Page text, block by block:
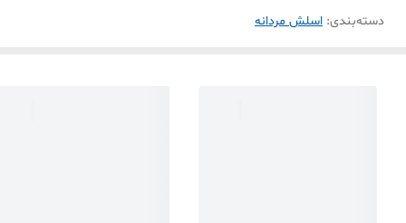
دسته‌بندی: اسلش مردانه